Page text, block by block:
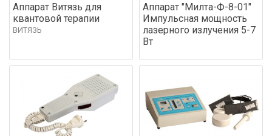
Аппарат Витязь для
квантовой терапии
ВИТЯЗЬ
Аппарат "Милта-Ф-8-01"
Импульсная мощность
лазерного излучения 5-7
Вт